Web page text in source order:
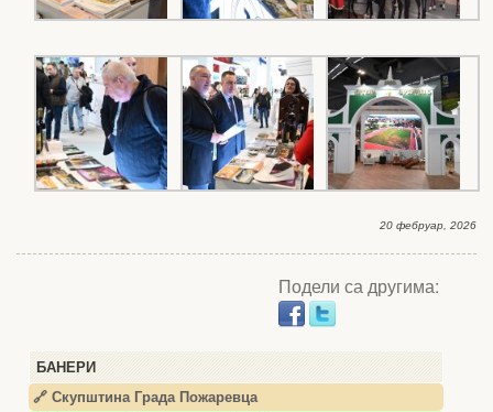
БАНЕРИ
🔗 Скупштина Града Пожаревца
20 фебруар, 2026
Подели са другима: